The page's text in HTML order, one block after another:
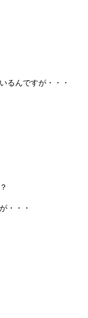
るんですが・・・
・・・